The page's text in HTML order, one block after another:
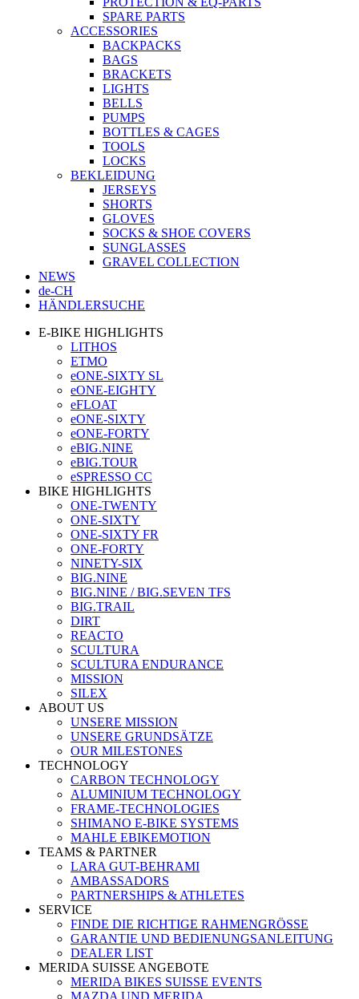
SPARE PARTS
ACCESSORIES
BACKPACKS
BAGS
BRACKETS
LIGHTS
BELLS
PUMPS
BOTTLES & CAGES
TOOLS
LOCKS
BEKLEIDUNG
JERSEYS
SHORTS
GLOVES
SOCKS & SHOE COVERS
SUNGLASSES
GRAVEL COLLECTION
NEWS
de-CH
HÄNDLERSUCHE
E-BIKE HIGHLIGHTS
LITHOS
ETMO
eONE-SIXTY SL
eONE-EIGHTY
eFLOAT
eONE-SIXTY
eONE-FORTY
eBIG.NINE
eBIG.TOUR
eSPRESSO CC
BIKE HIGHLIGHTS
ONE-TWENTY
ONE-SIXTY
ONE-SIXTY FR
ONE-FORTY
NINETY-SIX
BIG.NINE
BIG.NINE / BIG.SEVEN TFS
BIG.TRAIL
DIRT
REACTO
SCULTURA
SCULTURA ENDURANCE
MISSION
SILEX
ABOUT US
UNSERE MISSION
UNSERE GRUNDSÄTZE
OUR MILESTONES
TECHNOLOGY
CARBON TECHNOLOGY
ALUMINIUM TECHNOLOGY
FRAME-TECHNOLOGIES
SHIMANO E-BIKE SYSTEMS
MAHLE EBIKEMOTION
TEAMS & PARTNER
LARA GUT-BEHRAMI
AMBASSADORS
PARTNERSHIPS & ATHLETES
SERVICE
FINDE DIE RICHTIGE RAHMENGRÖSSE
GARANTIE UND BEDIENUNGSANLEITUNG
DEALER LIST
MERIDA SUISSE ANGEBOTE
MERIDA BIKES SUISSE EVENTS
MAZDA UND MERIDA